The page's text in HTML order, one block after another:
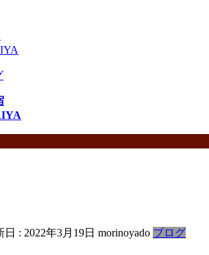
日 : 2022年3月19日 morinoyado ブログ